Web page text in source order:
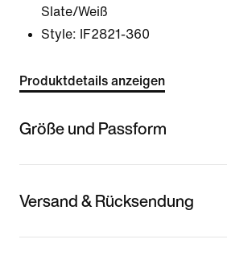
Slate/Weiß
Style:
IF2821-360
Produktdetails anzeigen
Größe und Passform
Versand & Rücksendung